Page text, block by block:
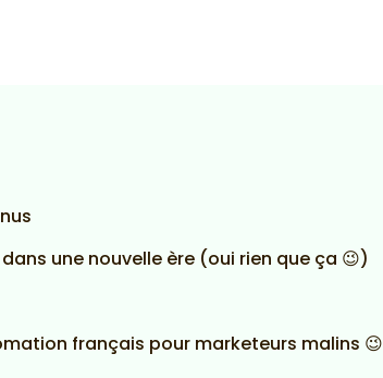
une nouvelle ère (oui rien que ça 😉)
français pour marketeurs malins 😉